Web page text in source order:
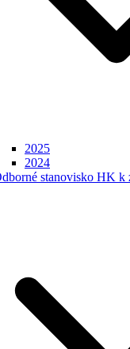
2025
2024
stanovisko HK k